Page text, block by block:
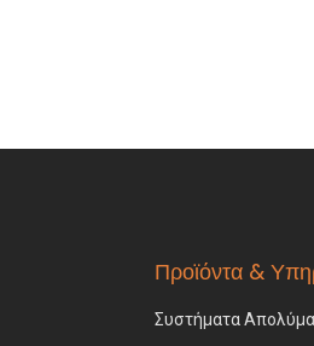
Προϊόντα &
Συστήματα